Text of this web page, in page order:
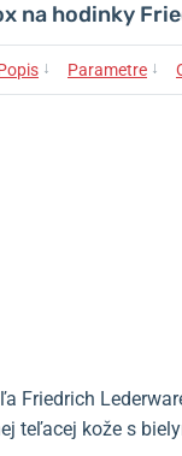
na hodinky
↓ Parametre ↓
Friedrich
teľacej kože s